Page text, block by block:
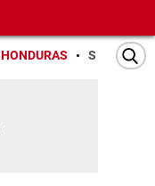
HONDURAS SAN PEDRO